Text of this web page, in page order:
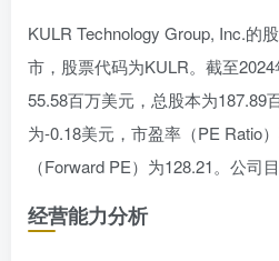
KULR Technology Group, Inc.的
市，股票代码为KULR。截至
55.58百万美元，总股本为187.89
为-0.18美元，市盈率（PE Ratio
（Forward PE）为128.21。公司
经营能力分析